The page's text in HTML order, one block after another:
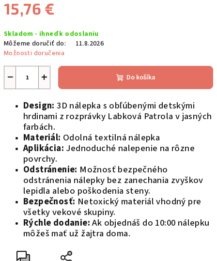
15,76 €
cena:
Skladom - ihneď k odoslaniu
Môžeme doručiť do:
11.8.2026
Možnosti doručenia
+
− Do košíka
Design: 3D nálepka s obľúbenými detskými
hrdinami z rozprávky Labková Patrola v jasných
farbách.
Materiál: Odolná textilná nálepka
Aplikácia: Jednoduché nalepenie na rôzne
povrchy.
Odstránenie: Možnosť bezpečného
odstránenia nálepky bez zanechania zvyškov
lepidla alebo poškodenia steny.
Bezpečnosť: Netoxický materiál vhodný pre
všetky vekové skupiny.
Rýchle dodanie:Ak objednáš do 10:00 nálepku
môžeš mať už žajtra doma.